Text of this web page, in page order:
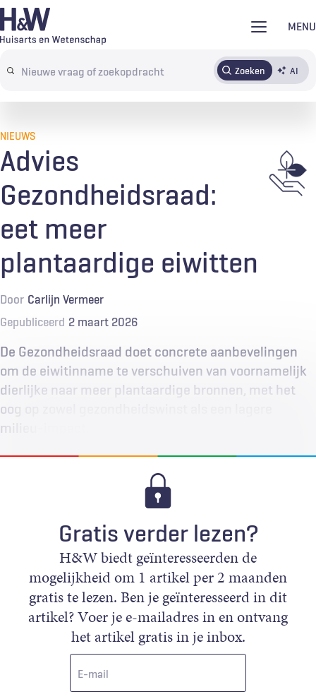
Overslaan
en
de
MENU
Search
terms
Zoeken AI
AbonnerenTijdschrift Inloggen
NIEUWS
Advies
Gezondheidsraad:
eet meer
plantaardige eiwitten
Door Carlijn Vermeer
Gepubliceerd 2 maart 2026
De Gezondheidsraad doet concrete aanbevelingen
om de eiwitinname te verschuiven van voornamelijk
dierlijke naar meer plantaardige bronnen, met het
oog op zowel gezondheidswinst als een lagere
milieu-impact.
Gratis verder lezen?
H&W biedt geïnteresseerden de
mogelijkheid om 1 artikel per 2 maanden
gratis te lezen. Ben je geïnteresseerd in dit
artikel? Voer je e-mailadres in en ontvang
het artikel gratis in je inbox.